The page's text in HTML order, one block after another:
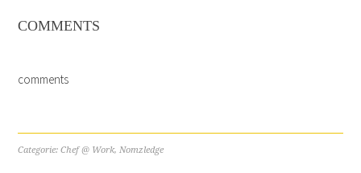
COMMENTS
comments
Categorie:Chef @ Work,Nomzledge